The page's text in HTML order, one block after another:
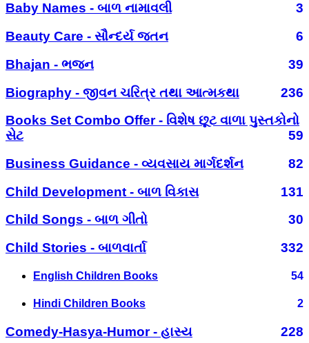
Baby Names - બાળ નામાવલી
3
Beauty Care - સૌન્દર્ય જતન
6
Bhajan - ભજન
39
Biography - જીવન ચરિત્ર તથા આત્મકથા
236
Books Set Combo Offer - વિશેષ છૂટ વાળા પુસ્તકોનો
સેટ
59
Business Guidance - વ્યવસાય માર્ગદર્શન
82
Child Development - બાળ વિકાસ
131
Child Songs - બાળ ગીતો
30
Child Stories - બાળવાર્તા
332
English Children Books 54
Hindi Children Books 2
Comedy-Hasya-Humor - હાસ્ય
228